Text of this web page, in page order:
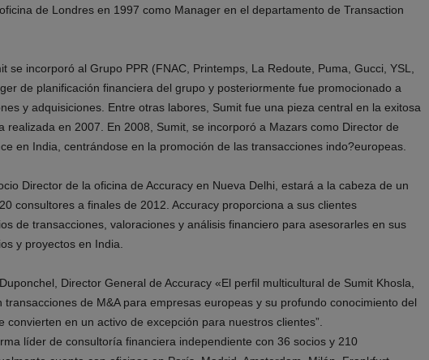
de Londres en 1997 como Manager en el departamento de Transaction
se incorporó al Grupo PPR (FNAC, Printemps, La Redoute, Puma, Gucci, YSL,
de planificación financiera del grupo y posteriormente fue promocionado a
y adquisiciones. Entre otras labores, Sumit fue una pieza central en la exitosa
realizada en 2007. En 2008, Sumit, se incorporó a Mazars como Director de
en India, centrándose en la promoción de las transacciones indo?europeas.
Director de la oficina de Accuracy en Nueva Delhi, estará a la cabeza de un
consultores a finales de 2012. Accuracy proporciona a sus clientes
de transacciones, valoraciones y análisis financiero para asesorarles en sus
y proyectos en India.
Director General de Accuracy «El perfil multicultural de Sumit Khosla,
transacciones de M&A para empresas europeas y su profundo conocimiento del
convierten en un activo de excepción para nuestros clientes”.
líder de consultoría financiera independiente con 36 socios y 210